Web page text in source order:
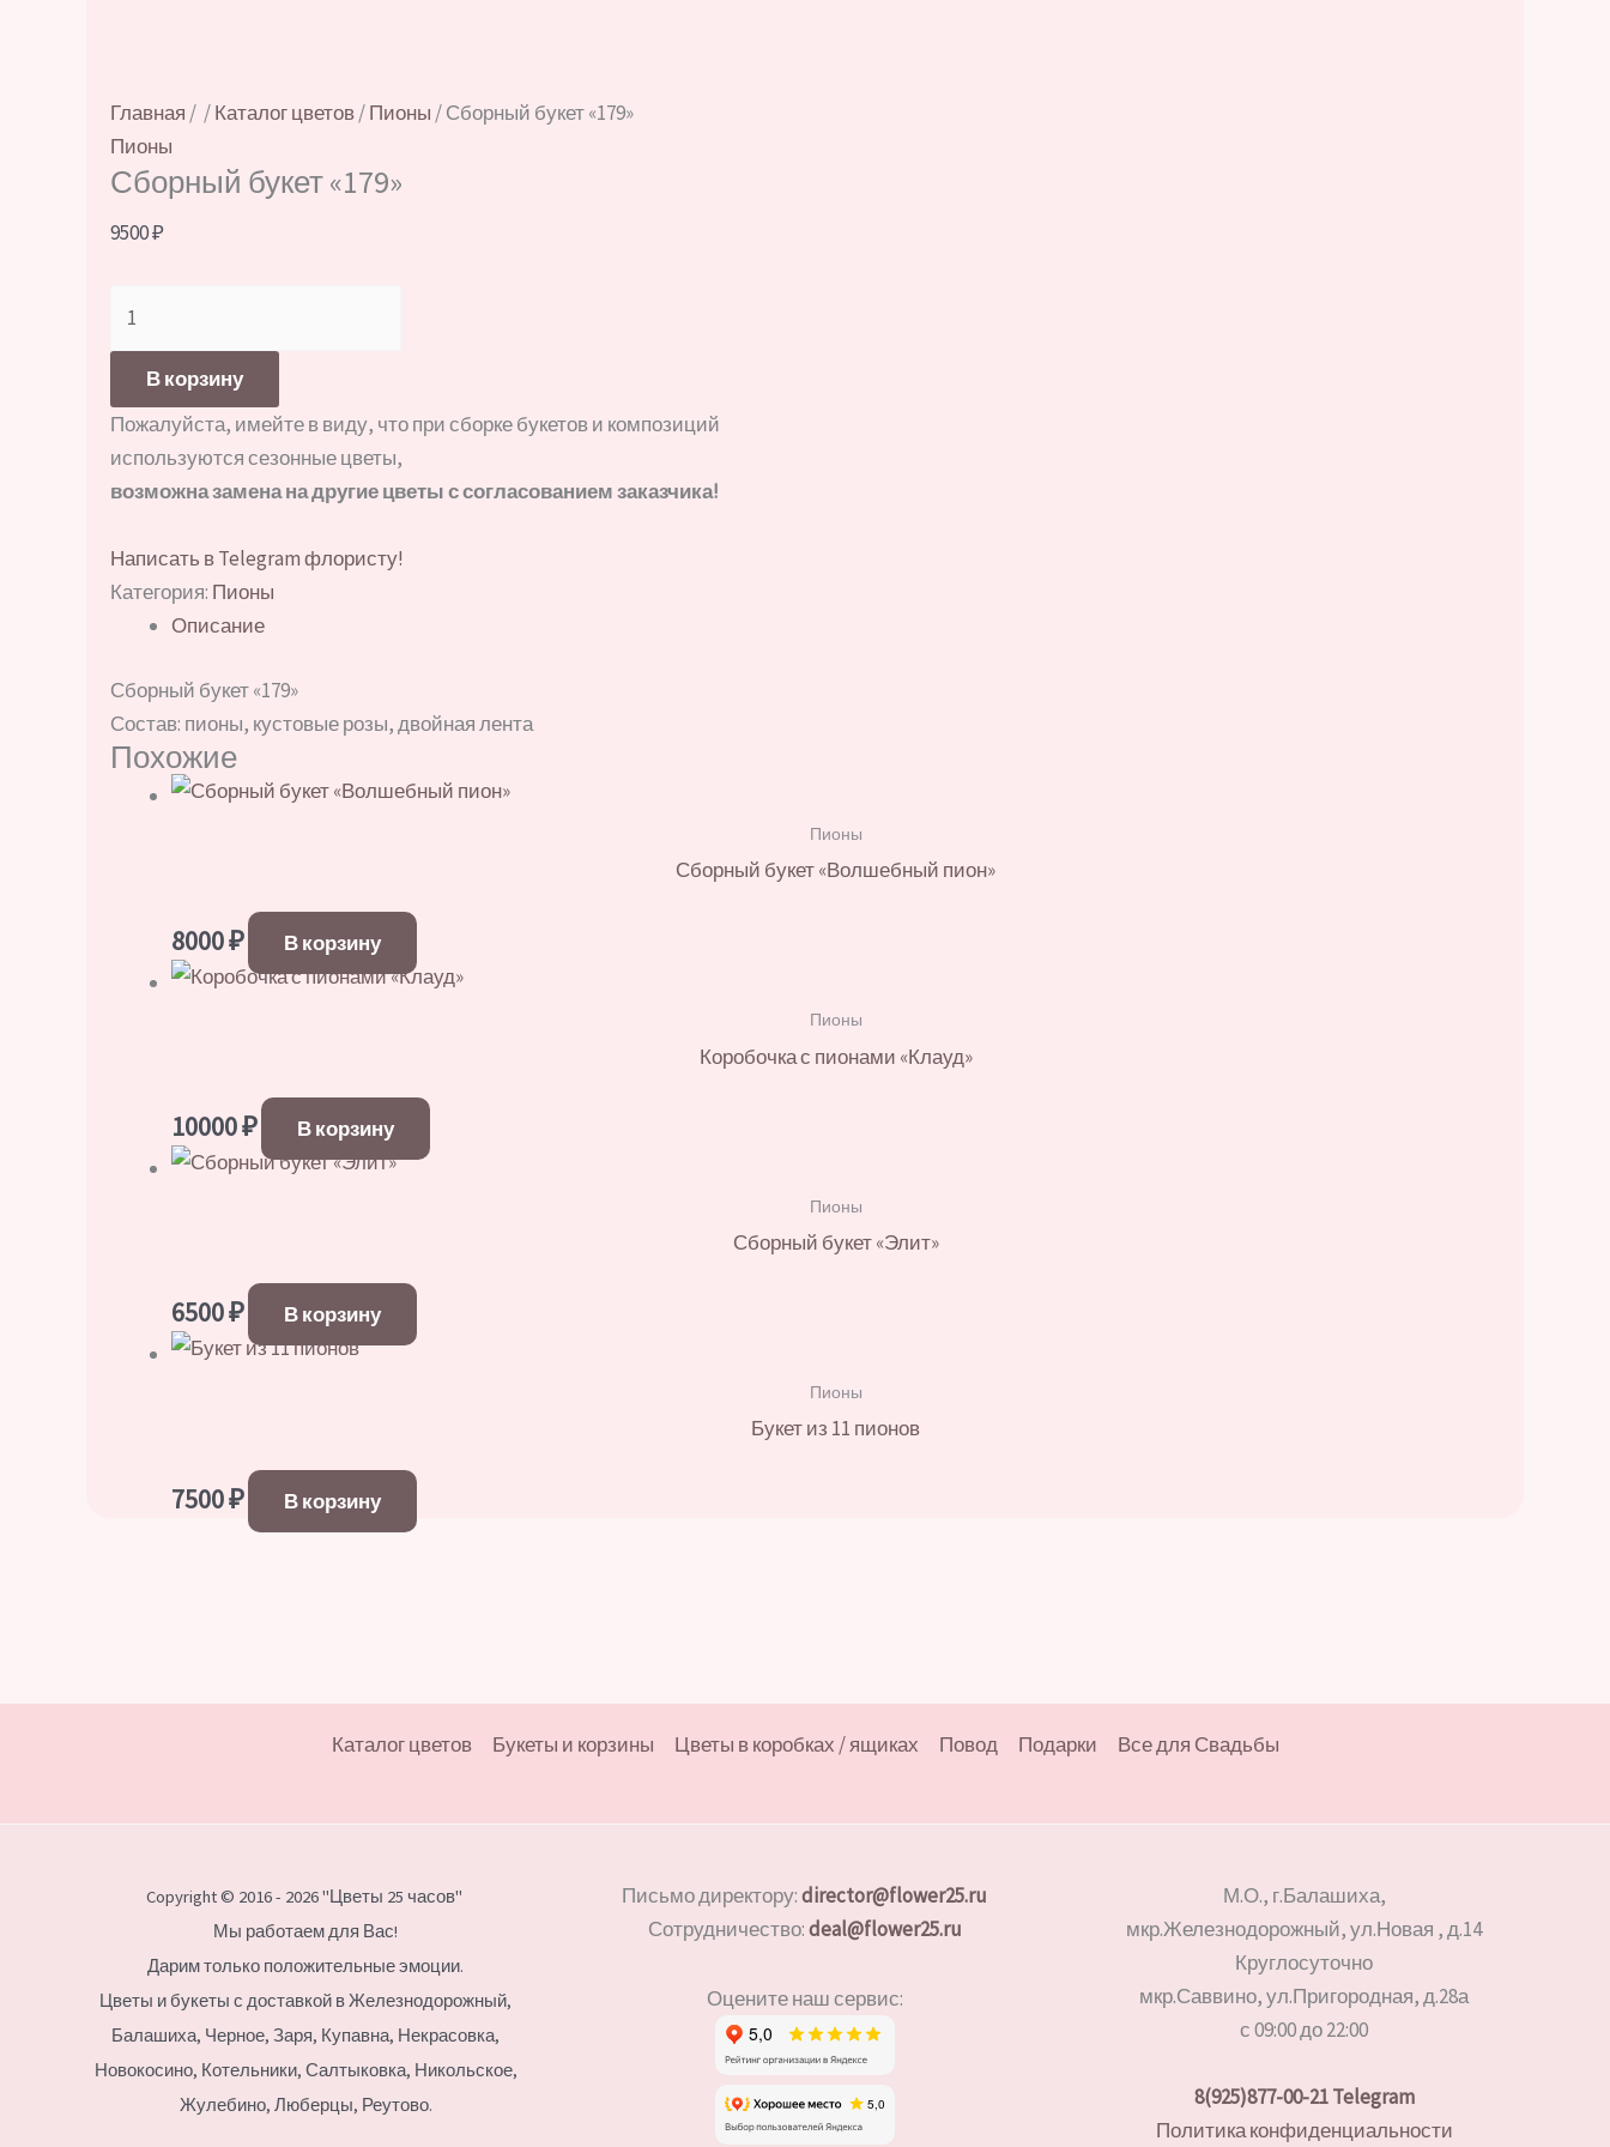
Главная / /Каталог цветов/Пионы / Сборный букет «179»
Пионы
Сборный букет «179»
9500₽
товара
Сборный
букет
«179»
В корзину
Пожалуйста, имейте в виду, что при сборке букетов и композиций
используются сезонные цветы,
возможна замена на другие цветы с согласованием заказчика!
Написать в Telegram флористу!
Категория: Пионы
Описание
Сборный букет «179»
Состав: пионы, кустовые розы, двойная лента
Похожие
Пионы
Сборный букет «Волшебный пион»
8000₽ В корзину
Пионы
Коробочка с пионами «Клауд»
10000₽ В корзину
Пионы
Сборный букет «Элит»
6500₽ В корзину
Пионы
Букет из 11 пионов
7500₽ В корзину
Каталог цветов Букеты и корзины Цветы в коробках / ящиках Повод Подарки Все для Свадьбы
Copyright © 2016 - 2026 "Цветы 25 часов"
Мы работаем для Вас!
Дарим только положительные эмоции.
Цветы и букеты с доставкой в Железнодорожный,
Балашиха, Черное, Заря, Купавна, Некрасовка,
Новокосино, Котельники, Салтыковка, Никольское,
Жулебино, Люберцы, Реутово.
Письмо директору:director@flower25.ru
Сотрудничество:deal@flower25.ru
Оцените наш сервис:
М.О., г.Балашиха,
мкр.Железнодорожный, ул.Новая , д.14
Круглосуточно
мкр.Саввино, ул.Пригородная, д.28а
с 09:00 до 22:00
8(925)877-00-21Telegram
Политика конфиденциальности